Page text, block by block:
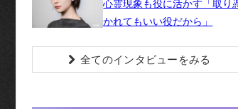
心霊現象も役に活かす「取り
かれてもいい役だから」
全てのインタビューをみる